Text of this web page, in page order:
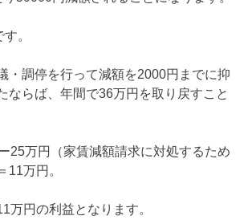
。
・調停を行って減額を2000円までに抑
ならば、年間で36万円を取り戻すこと
25万円（家賃減額請求に対処するため
11万円。
万円の利益となります。